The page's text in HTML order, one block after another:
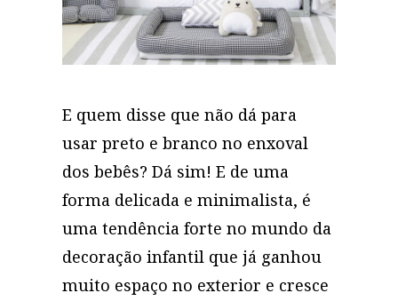
E quem disse que não dá para
usar preto e branco no enxoval
dos bebês? Dá sim! E de uma
forma delicada e minimalista, é
uma tendência forte no mundo da
decoração infantil que já ganhou
muito espaço no exterior e cresce